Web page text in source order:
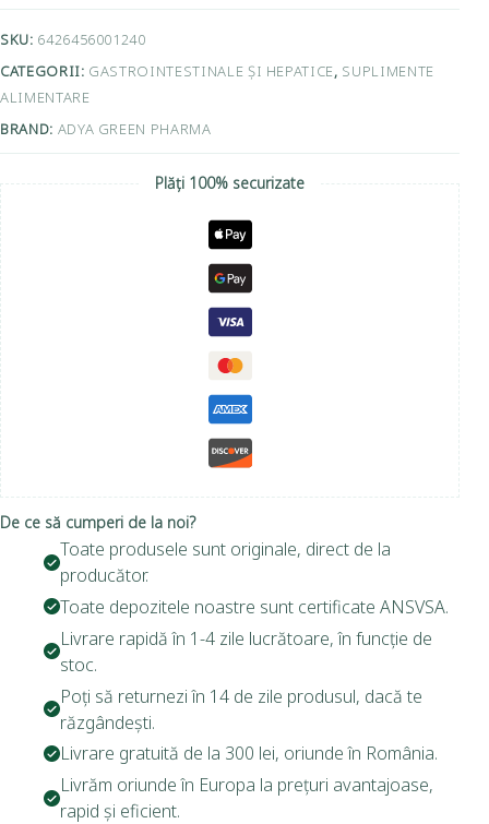
SKU: 6426456001240
CATEGORII: GASTROINTESTINALE ȘI HEPATICE, SUPLIMENTE
ALIMENTARE
BRAND: ADYA GREEN PHARMA
Plăți 100% securizate
De ce să cumperi de la noi?
Toate produsele sunt originale, direct de la
producător.
Toate depozitele noastre sunt certificate ANSVSA.
Livrare rapidă în 1-4 zile lucrătoare, în funcție de
stoc.
Poți să returnezi în 14 de zile produsul, dacă te
răzgândești.
Livrare gratuită de la 300 lei, oriunde în România.
Livrăm oriunde în Europa la prețuri avantajoase,
rapid și eficient.